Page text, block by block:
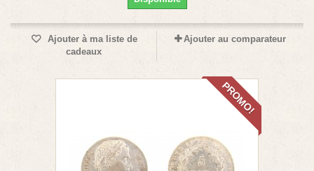
Ajouter à ma liste de
cadeaux
Ajouter au comparateur
PROMO!